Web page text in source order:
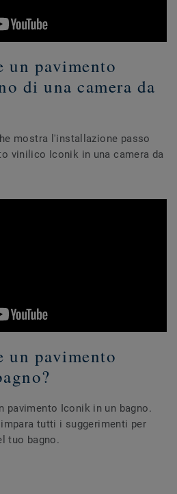
un pavimento
di una camera da
mostra l'installazione passo
vinilico Iconik in una camera da
un pavimento
pavimento Iconik in un bagno.
tutti i suggerimenti per
tuo bagno.